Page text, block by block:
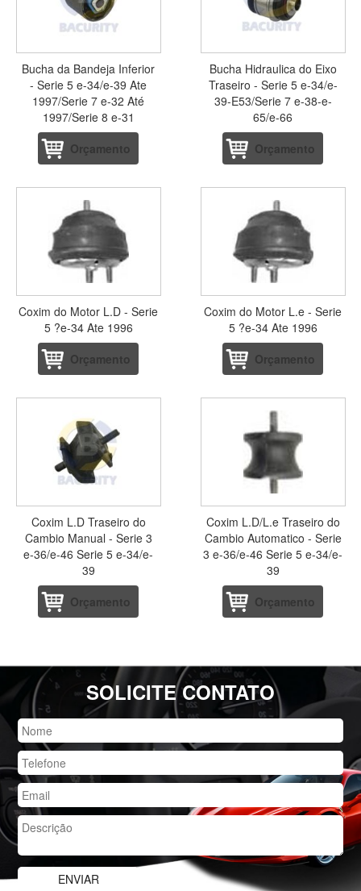
Bucha da Bandeja Inferior
- Serie 5 e-34/e-39 Ate
1997/Serie 7 e-32 Até
1997/Serie 8 e-31
Orçamento
Bucha Hidraulica do Eixo
Traseiro - Serie 5 e-34/e-
39-E53/Serie 7 e-38-e-
65/e-66
Orçamento
Coxim do Motor L.D - Serie
5 ?e-34 Ate 1996
Orçamento
Coxim do Motor L.e - Serie
5 ?e-34 Ate 1996
Orçamento
Coxim L.D Traseiro do
Cambio Manual - Serie 3
e-36/e-46 Serie 5 e-34/e-
39
Orçamento
Coxim L.D/L.e Traseiro do
Cambio Automatico - Serie
3 e-36/e-46 Serie 5 e-34/e-
39
Orçamento
SOLICITE CONTATO